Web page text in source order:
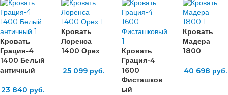
Кровать
Грация-4
1400 Белый
античный
23 840 руб.
Кровать
Лоренса
1400 Орех
25 099 руб.
Кровать
Грация-4
1600
Фисташков
ый
Кровать
Мадера
1800
40 698 руб.